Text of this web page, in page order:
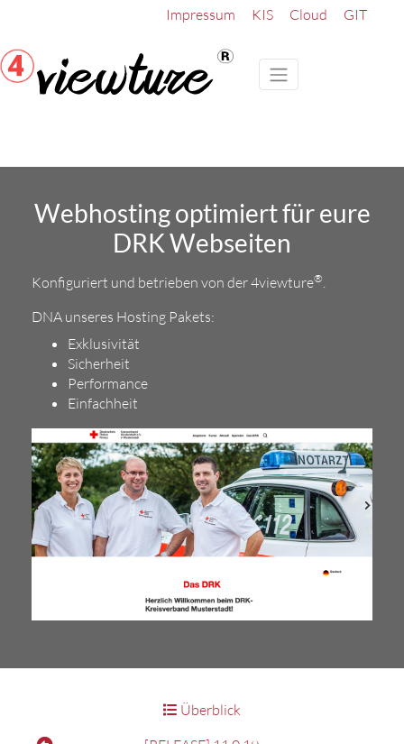
Impressum KIS Cloud GIT
Webhosting optimiert für eure
DRK Webseiten
Konfiguriert und betrieben von der 4viewture®
DNA unseres Hosting Pakets:
Exklusivität
Sicherheit
Performance
Einfachheit
Überblick